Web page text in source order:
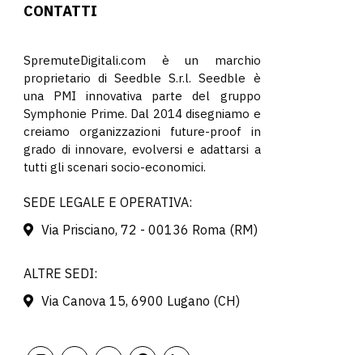
CONTATTI
SpremuteDigitali.com è un marchio
proprietario di Seedble S.r.l. Seedble è
una PMI innovativa parte del gruppo
Symphonie Prime. Dal 2014 disegniamo e
creiamo organizzazioni future-proof in
grado di innovare, evolversi e adattarsi a
tutti gli scenari socio-economici.
SEDE LEGALE E OPERATIVA:
Via Prisciano, 72 - 00136 Roma (RM)
ALTRE SEDI:
Via Canova 15, 6900 Lugano (CH)